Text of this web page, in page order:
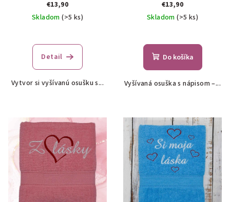
€13,90
Skladom(>5 ks)
hodnotenie
produktu
z
Detail
Vytvor si vyšívanú osušku s...
€13,90
Skladom(>5 ks)
Do košíka
Vyšívaná osuška s nápisom –...